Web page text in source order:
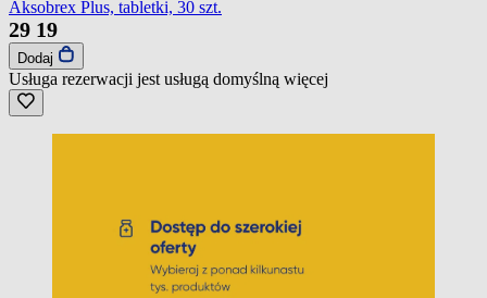
Aksobrex Plus, tabletki, 30 szt.
29 19
Dodaj
Usługa rezerwacji jest usługą domyślną więcej